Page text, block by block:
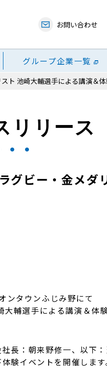
お問い合わせ
グループ企業一覧
ト 池崎大輔選手による講演＆
リリース
ビー・金メダ
ンタウンふじみ野にて
輔選手による講演＆体
長：朝来野修一、以下
験イベントを開催します